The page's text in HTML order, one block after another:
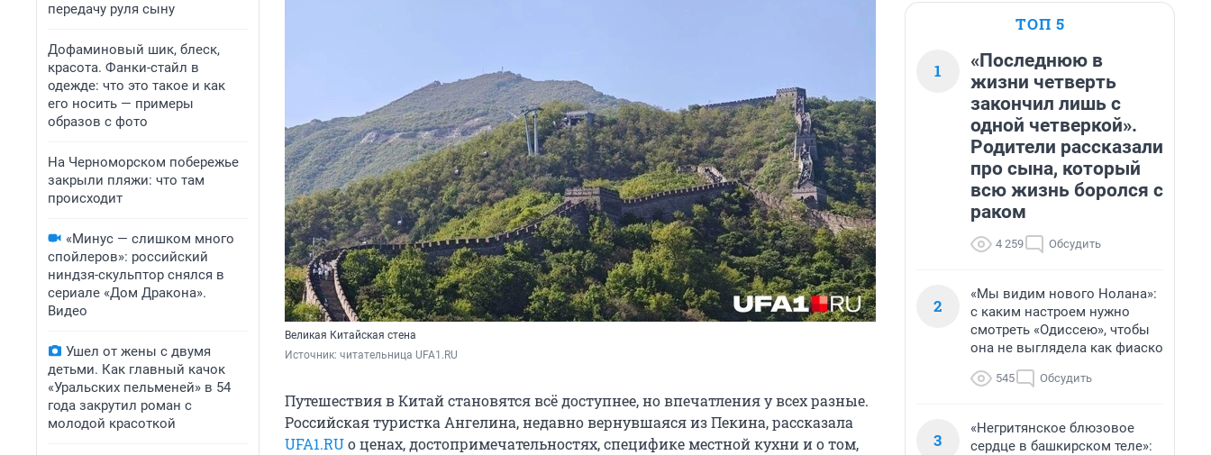
передачу руля сыну
Дофаминовый шик, блеск,
красота. Фанки-стайл в
одежде: что это такое и как
его носить — примеры
образов с фото
На Черноморском побережье
закрыли пляжи: что там
происходит
«Минус — слишком много
спойлеров»: российский
ниндзя-скульптор снялся в
сериале «Дом Дракона».
Видео
Ушел от жены с двумя
детьми. Как главный качок
«Уральских пельменей» в 54
года закрутил роман с
молодой красоткой
Великая Китайская стена
Источник: читательница UFA1.RU
Путешествия в Китай становятся всё доступнее, но впечатления у всех разные.
Российская туристка Ангелина, недавно вернувшаяся из Пекина, рассказала
UFA1.RUо ценах, достопримечательностях, специфике местной кухни и о том,
ТОП 5
1
«Последнюю в
жизни четверть
закончил лишь с
одной четверкой».
Родители рассказали
про сына, который
всю жизнь боролся с
раком
4 259 Обсудить
2
«Мы видим нового Нолана»:
с каким настроем нужно
смотреть «Одиссею», чтобы
она не выглядела как фиаско
545 Обсудить
3
«Негритянское блюзовое
сердце в башкирском теле»: